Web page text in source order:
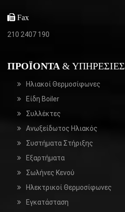
Fax
210 2407 190
ΠΡΟΪΌΝΤΑ & ΥΠΗΡΕΣΊΕΣ
Ηλιακοί Θερμοσίφωνες
Είδη Boiler
Συλλέκτες
Ανωξείδωτος Ηλιακός
Συστήματα Στήριξης
Εξαρτήματα
Σωλήνες Κενού
Ηλεκτρικοί Θερμοσίφωνες
Εγκατάσταση